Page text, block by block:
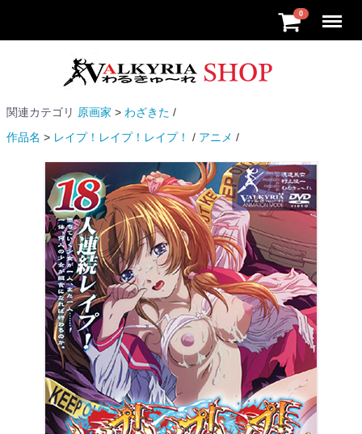
0
関連カテゴリ 原画家
わざきた
作品名
レイプ！レイプ！レイプ！ アニメ